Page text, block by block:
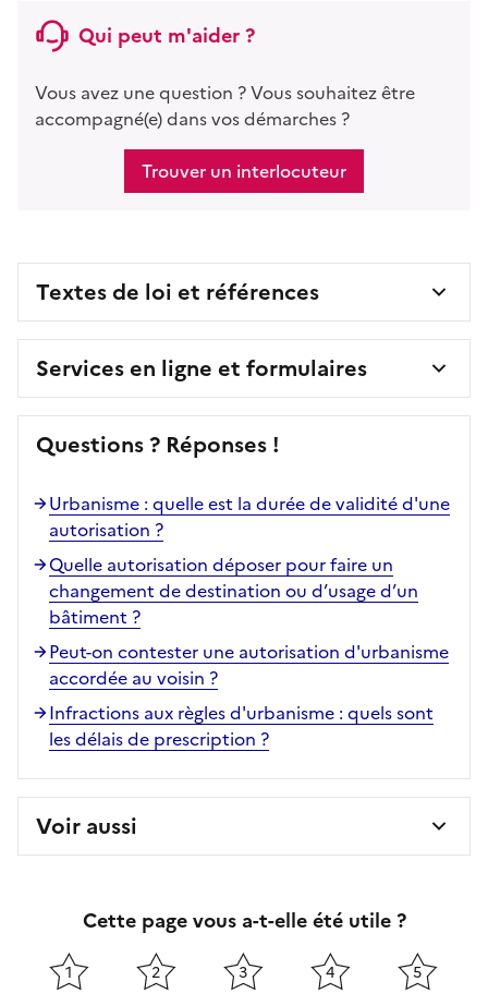
Qui peut m'aider ?
Vous avez une question ? Vous souhaitez être
accompagné(e) dans vos démarches ?
Trouver un interlocuteur
Textes de loi et références
Services en ligne et formulaires
Questions ? Réponses !
Urbanisme : quelle est la durée de validité d'une
autorisation ?
Quelle autorisation déposer pour faire un
changement de destination ou d’usage d’un
bâtiment ?
Peut-on contester une autorisation d'urbanisme
accordée au voisin ?
Infractions aux règles d'urbanisme : quels sont
les délais de prescription ?
Voir aussi
Cette page vous a-t-elle été utile ?
1 2 3 4 5